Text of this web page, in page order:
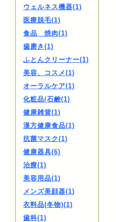
ウェルネス機器(1)
医療脱毛(1)
食品 焼肉(1)
歯磨き(1)
ふとんクリーナー(1)
美容、コスメ(1)
オーラルケア(1)
化粧品/石鹸(1)
健康雑貨(1)
漢方健康食品(1)
抗菌マスク(1)
健康器具(6)
治療(1)
美容用品(1)
メンズ美顔器(1)
衣料品(冬物)(1)
歯科(1)